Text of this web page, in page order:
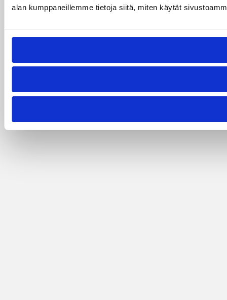
alan kumppaneillemme tietoja siitä, miten käytät